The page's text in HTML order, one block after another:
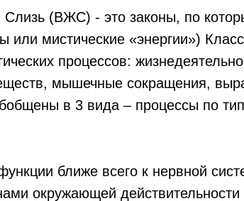
(ВЖС) - это законы, по
или мистические «энергии»)
процессов:
мышечные сокращения,
в 3 вида – процессы по
ближе всего к нервной
окружающей действительности